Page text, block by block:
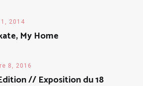
2014
My Home
8, 2016
// Exposition du 18